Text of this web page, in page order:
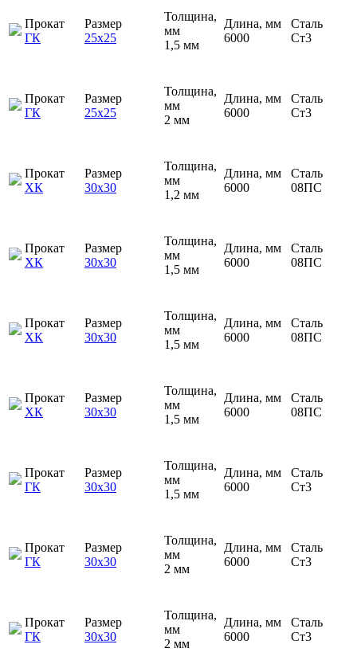
Прокат
ГК
Размер
25х25
Толщина,
мм
1,5 мм
Длина, мм
6000
Сталь
Ст3
Прокат
ГК
Размер
25х25
Толщина,
мм
2 мм
Длина, мм
6000
Сталь
Ст3
Прокат
ХК
Размер
30х30
Толщина,
мм
1,2 мм
Длина, мм
6000
Сталь
08ПС
Прокат
ХК
Размер
30х30
Толщина,
мм
1,5 мм
Длина, мм
6000
Сталь
08ПС
Прокат
ХК
Размер
30х30
Толщина,
мм
1,5 мм
Длина, мм
6000
Сталь
08ПС
Прокат
ХК
Размер
30х30
Толщина,
мм
1,5 мм
Длина, мм
6000
Сталь
08ПС
Прокат
ГК
Размер
30х30
Толщина,
мм
1,5 мм
Длина, мм
6000
Сталь
Ст3
Прокат
ГК
Размер
30х30
Толщина,
мм
2 мм
Длина, мм
6000
Сталь
Ст3
Прокат
ГК
Размер
30х30
Толщина,
мм
2 мм
Длина, мм
6000
Сталь
Ст3